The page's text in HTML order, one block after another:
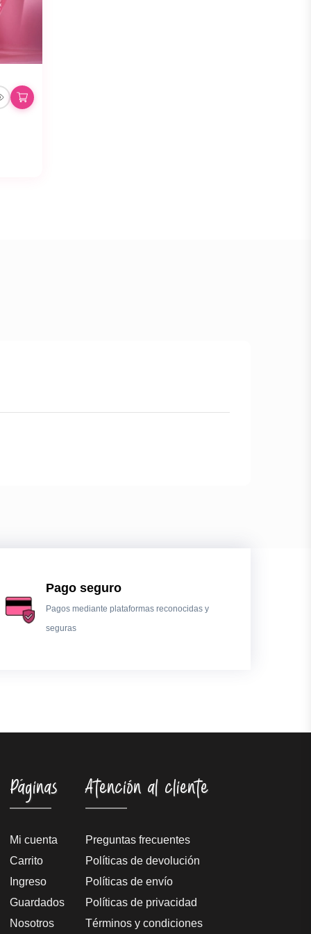
Pago seguro
Pagos mediante plataformas reconocidas y
seguras
Páginas
Mi cuenta
Carrito
Ingreso
Guardados
Nosotros
Atención al cliente
Preguntas frecuentes
Políticas de devolución
Políticas de envío
Políticas de privacidad
Términos y condiciones